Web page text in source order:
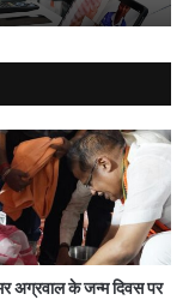
अग्रवाल के जन्म दिवस पर